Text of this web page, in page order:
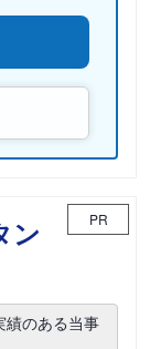
ン
PR
績のある当事